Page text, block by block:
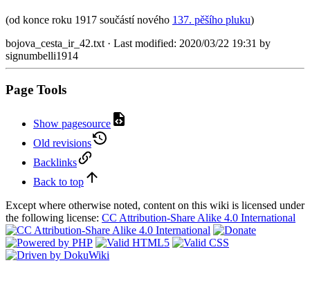
(od konce roku 1917 součástí nového 137. pěšího pluku)
bojova_cesta_ir_42.txt · Last modified: 2020/03/22 19:31 by
signumbelli1914
Page Tools
Show pagesource
Old revisions
Backlinks
Back to top
Except where otherwise noted, content on this wiki is licensed under
the following license: CC Attribution-Share Alike 4.0 International